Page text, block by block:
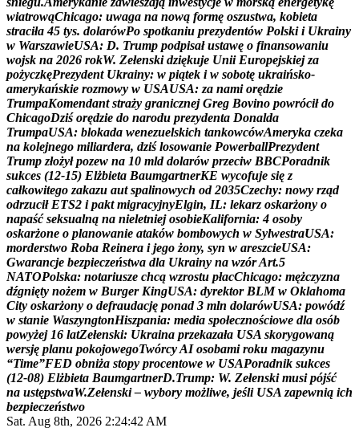
wiatrowąChicago: uwaga na nową formę oszustwa, kobieta
straciła 45 tys. dolarówPo spotkaniu prezydentów Polski i Ukrainy
w WarszawieUSA: D. Trump podpisał ustawę o finansowaniu
wojsk na 2026 rokW. Zełenski dziękuje Unii Europejskiej za
pożyczkęPrezydent Ukrainy: w piątek i w sobotę ukraińsko-
amerykańskie rozmowy w USAUSA: za nami orędzie
TrumpaKomendant straży granicznej Greg Bovino powrócił do
ChicagoDziś orędzie do narodu prezydenta Donalda
TrumpaUSA: blokada wenezuelskich tankowcówAmeryka czeka
na kolejnego miliardera, dziś losowanie PowerballPrezydent
Trump złożył pozew na 10 mld dolarów przeciw BBCPoradnik
sukces (12-15) Elżbieta BaumgartnerKE wycofuje się z
całkowitego zakazu aut spalinowych od 2035Czechy: nowy rząd
odrzucił ETS2 i pakt migracyjnyElgin, IL: lekarz oskarżony o
napaść seksualną na nieletniej osobieKalifornia: 4 osoby
oskarżone o planowanie ataków bombowych w SylwestraUSA:
morderstwo Roba Reinera i jego żony, syn w areszcieUSA:
Gwarancje bezpieczeństwa dla Ukrainy na wzórArt.5
NATOPolska: notariusze chcą wzrostu płacChicago: mężczyzna
dźgnięty nożem w Burger KingUSA: dyrektor BLM w Oklahoma
City oskarżony o defraudację ponad 3 mln dolarówUSA: powódź
w stanie WaszyngtonHiszpania: media społecznościowe dla osób
powyżej 16 latZełenski: Ukraina przekazała USA skorygowaną
wersję planu pokojowegoTwórcyAI osobami roku magazynu
“Time”FED obniża stopy procentowe w USAPoradnik sukces
(12-08) Elżbieta BaumgartnerD.Trump: W. Zełenski musi pójść
na ustępstwaW.Zełenski – wybory możliwe, jeśli USA zapewnią ich
bezpieczeństwo
Sat. Aug 8th, 2026 2:24:43 AM